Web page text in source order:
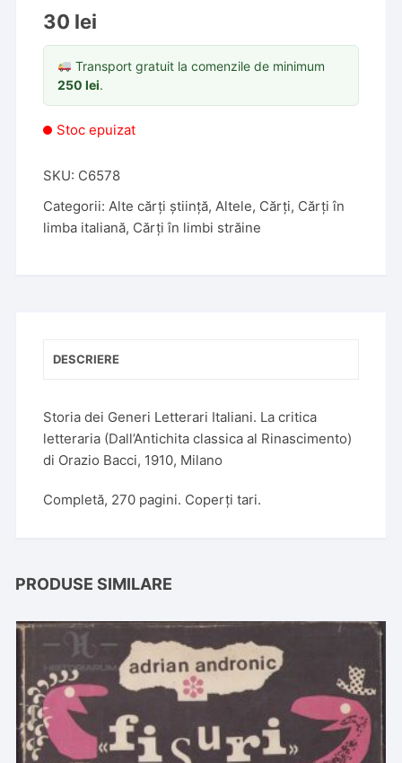
30 lei
Transport gratuit la comenzile de minimum
250lei.
Stoc epuizat
SKU: C6578
Categorii:Alte cărți știință,Altele, Cărți, Cărți în
limba italiană, Cărți în limbi străine
DESCRIERE
Storia dei Generi Letterari Italiani. La critica
letteraria (Dall’Antichita classica al Rinascimento)
di Orazio Bacci, 1910, Milano
Completă, 270 pagini. Coperți tari.
PRODUSE SIMILARE